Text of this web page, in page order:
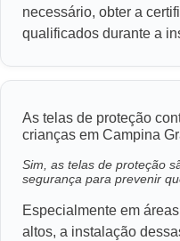
necessário, obter a
qualificados durante a
As telas de proteção
crianças em Campina
Sim, as telas de proteção
segurança para prevenir
Especialmente em
altos, a instalação